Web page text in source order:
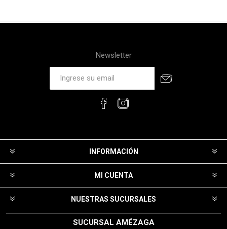
Newsletter
INFORMACIÓN
MI CUENTA
NUESTRAS SUCURSALES
SUCURSAL AMÉZAGA